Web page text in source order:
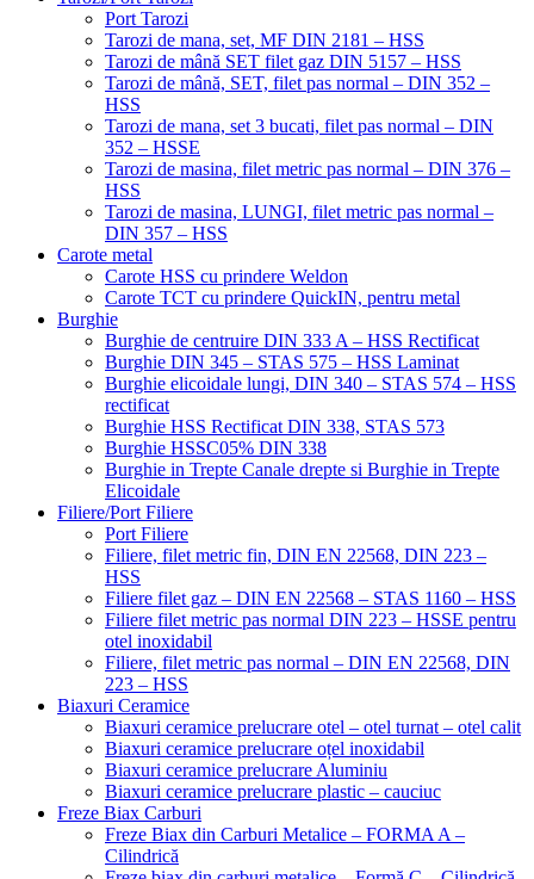
Port Tarozi
Tarozi de mana, set, MF DIN 2181 – HSS
Tarozi de mână SET filet gaz DIN 5157 – HSS
Tarozi de mână, SET, filet pas normal – DIN 352 –
HSS
Tarozi de mana, set 3 bucati, filet pas normal – DIN
352 – HSSE
Tarozi de masina, filet metric pas normal – DIN 376 –
HSS
Tarozi de masina, LUNGI, filet metric pas normal –
DIN 357 – HSS
Carote metal
Carote HSS cu prindere Weldon
Carote TCT cu prindere QuickIN, pentru metal
Burghie
Burghie de centruire DIN 333 A – HSS Rectificat
Burghie DIN 345 – STAS 575 – HSS Laminat
Burghie elicoidale lungi, DIN 340 – STAS 574 – HSS
rectificat
Burghie HSS Rectificat DIN 338, STAS 573
Burghie HSSC05% DIN 338
Burghie in Trepte Canale drepte si Burghie in Trepte
Elicoidale
Filiere/Port Filiere
Port Filiere
Filiere, filet metric fin, DIN EN 22568, DIN 223 –
HSS
Filiere filet gaz – DIN EN 22568 – STAS 1160 – HSS
Filiere filet metric pas normal DIN 223 – HSSE pentru
otel inoxidabil
Filiere, filet metric pas normal – DIN EN 22568, DIN
223 – HSS
Biaxuri Ceramice
Biaxuri ceramice prelucrare otel – otel turnat – otel calit
Biaxuri ceramice prelucrare oțel inoxidabil
Biaxuri ceramice prelucrare Aluminiu
Biaxuri ceramice prelucrare plastic – cauciuc
Freze Biax Carburi
Freze Biax din Carburi Metalice – FORMA A –
Cilindrică